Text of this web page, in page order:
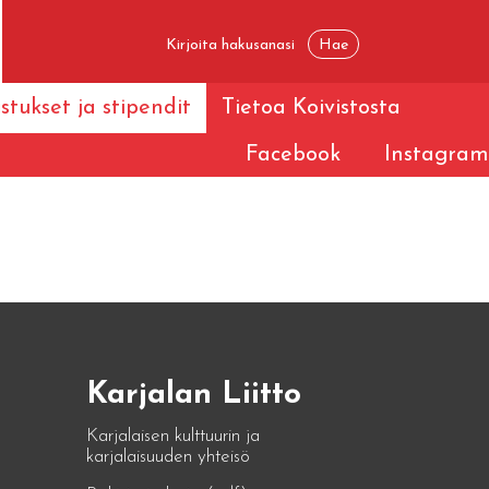
ja stipendit Tietoa Koivistosta
Facebook Instagram
Karjalan Liitto
Karjalaisen kulttuurin ja
karjalaisuuden yhteisö